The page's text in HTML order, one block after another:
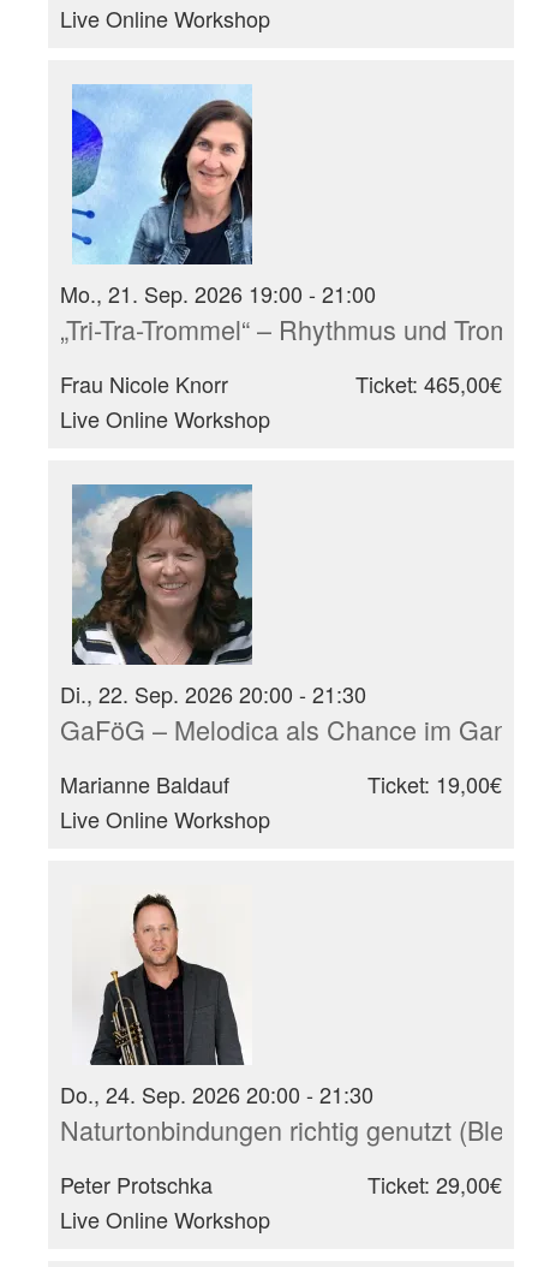
Live Online Workshop
Mo., 21. Sep. 2026 19:00 - 21:00
„Tri-Tra-Trommel“ – Rhythmus und
Frau Nicole Knorr
Live Online Workshop
Ticket: 465,00€
Di., 22. Sep. 2026 20:00 - 21:30
GaFöG – Melodica als Chance im
Marianne Baldauf
Live Online Workshop
Ticket: 19,00€
Do., 24. Sep. 2026 20:00 - 21:30
Naturtonbindungen richtig genutzt
Peter Protschka
Live Online Workshop
Ticket: 29,00€